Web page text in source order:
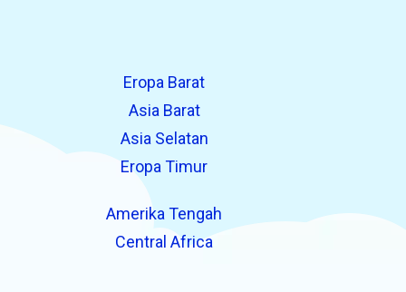
Eropa Barat
Asia Barat
Asia Selatan
Eropa Timur
Amerika Tengah
Central Africa